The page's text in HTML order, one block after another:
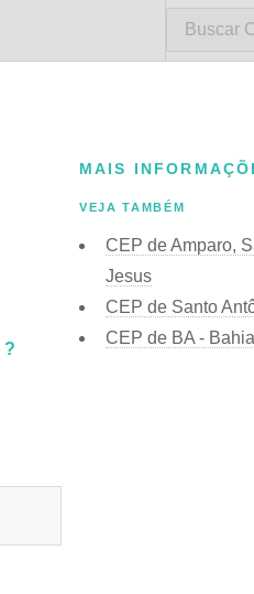
MAIS
VEJA TAMBÉM
CEP de Amparo,
Jesus
CEP de Santo
CEP de BA - Bahia